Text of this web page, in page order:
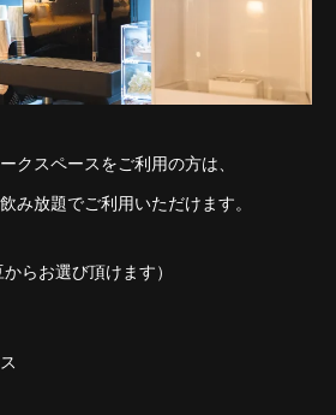
クスペースをご利用の方は、
み放題でご利用いただけます。
らお選び頂けます）